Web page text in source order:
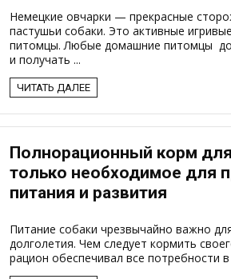
Немецкие овчарки — прекрасные
пастушьи собаки. Это активные
питомцы. Любые домашние питомцы
и получать ...
ЧИТАТЬ ДАЛЕЕ
Полнорационный корм для
только необходимое для
питания и развития
Питание собаки чрезвычайно важно
долголетия. Чем следует кормить
рацион обеспечивал все потребности
КОРМА